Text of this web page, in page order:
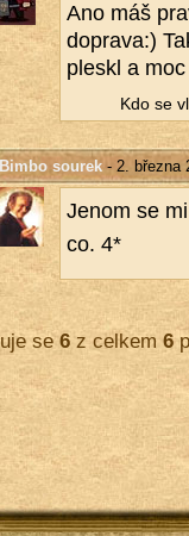
Ano máš
do­pra­va:)
ples­kl a
Kdo se
Bimbo sourek- 2. března
Jenom se
co. 4*
se6z celkem 6